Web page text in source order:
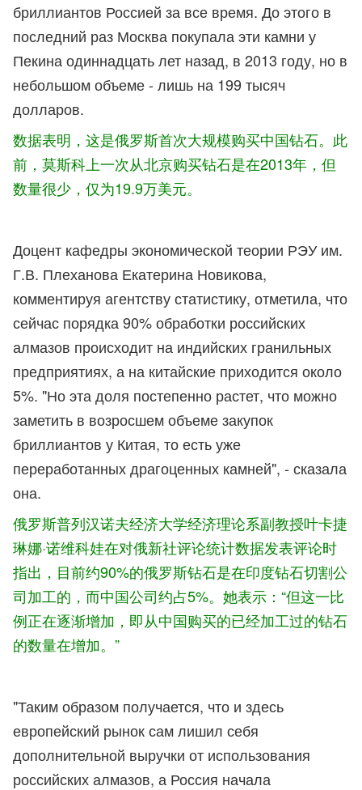
бриллиантов Россией за все время. До этого в
последний раз Москва покупала эти камни у
Пекина одиннадцать лет назад, в 2013 году, но в
небольшом объеме - лишь на 199 тысяч
долларов.
数据表明，这是俄罗斯首次大规模购买中国钻石。此
前，莫斯科上一次从北京购买钻石是在2013年，但
数量很少，仅为19.9万美元。
Доцент кафедры экономической теории РЭУ им.
Г.В. Плеханова Екатерина Новикова,
комментируя агентству статистику, отметила, что
сейчас порядка 90% обработки российских
алмазов происходит на индийских гранильных
предприятиях, а на китайские приходится около
5%. "Но эта доля постепенно растет, что можно
заметить в возросшем объеме закупок
бриллиантов у Китая, то есть уже
переработанных драгоценных камней", - сказала
она.
俄罗斯普列汉诺夫经济大学经济理论系副教授叶卡捷
琳娜·诺维科娃在对俄新社评论统计数据发表评论时
指出，目前约90%的俄罗斯钻石是在印度钻石切割公
司加工的，而中国公司约占5%。她表示：“但这一比
例正在逐渐增加，即从中国购买的已经加工过的钻石
的数量在增加。”
"Таким образом получается, что и здесь
европейский рынок сам лишил себя
дополнительной выручки от использования
российских алмазов, а Россия начала